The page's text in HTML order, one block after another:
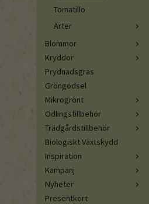
Tomatillo
Ärter
Blommor
Kryddor
Prydnadsgräs
Gröngödsel
Mikrogrönt
Odlingstillbehör
Trädgårdstillbehör
Biologiskt Växtskydd
Inspiration
Kampanj
Nyheter
Presentkort